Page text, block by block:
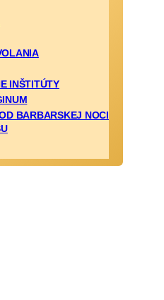
INŠTITÚTY
BARBARSKEJ NOCI